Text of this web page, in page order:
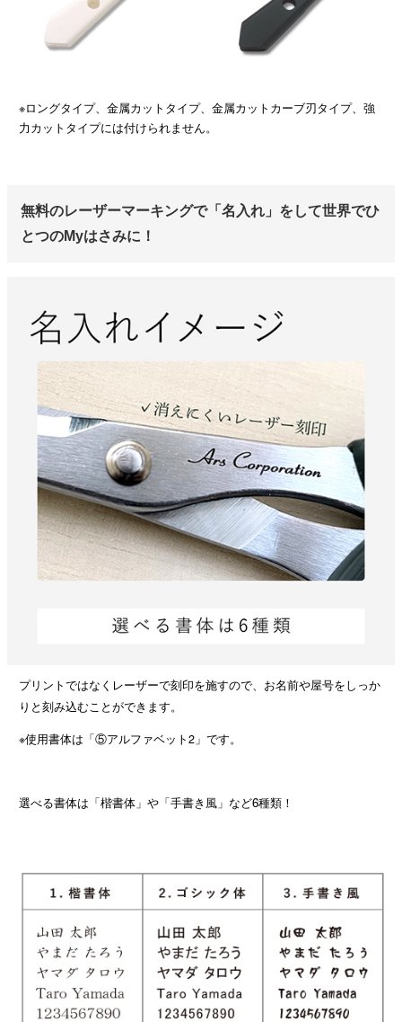
※ロングタイプ、金属カットタイプ、金属カットカーブ刃タイプ、強
力カットタイプには付けられません。
無料のレーザーマーキングで「名入れ」をして世界でひ
とつのMyはさみに！
プリントではなくレーザーで刻印を施すので、お名前や屋号をしっか
りと刻み込むことができます。
※使用書体は「⑤アルファベット2」です。
選べる書体は「楷書体」や「手書き風」など6種類！